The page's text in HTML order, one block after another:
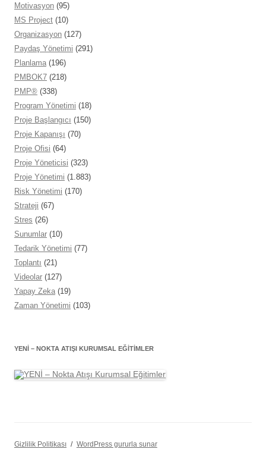
Motivasyon (95)
MS Project (10)
Organizasyon (127)
Paydaş Yönetimi (291)
Planlama (196)
PMBOK7 (218)
PMP® (338)
Program Yönetimi (18)
Proje Başlangıcı (150)
Proje Kapanışı (70)
Proje Ofisi (64)
Proje Yöneticisi (323)
Proje Yönetimi (1.883)
Risk Yönetimi (170)
Strateji (67)
Stres (26)
Sunumlar (10)
Tedarik Yönetimi (77)
Toplantı (21)
Videolar (127)
Yapay Zeka (19)
Zaman Yönetimi (103)
YENİ – NOKTA ATIŞI KURUMSAL EĞITIMLER
Gizlilik Politikası WordPress gururla sunar